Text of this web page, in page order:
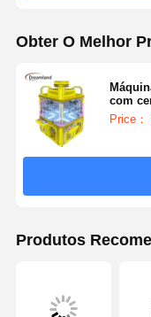
Obter O Melhor
com
venda
Price：
Produtos